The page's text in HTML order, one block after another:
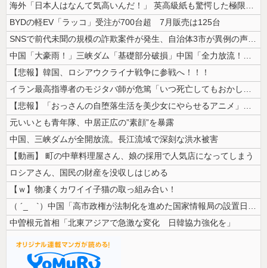
海外「日本人はなんて気高いんだ！」 英高級紙も驚愕した極限の中の日本人...
BYDの軽EV「ラッコ」受注が700台超 7月販売は125台
SNSで前代未聞の規模の詐欺案件が発生、自治体3市が異例の声明を発表し...
中国「大豪雨！」三峡ダム「基礎部分破損」中国「全力放流！」台風13号「...
【悲報】韓国、ロシアウクライナ戦争に参戦へ！！！
イラン最高指導者のモジタバ師が危篤「いつ死亡してもおかしくない」…イラ...
【悲報】「おっさんの自堕落生活を美少女にやらせるアニメ」、増えすぎてフ...
元いいとも青年隊、中居正広の”素顔”を暴露
中国、三峡ダムが全開放流。長江流域で深刻な洪水被害
【動画】 町の中華料理屋さん、娘の採用で人気店になってしまう
ロシアさん、国民の財産を没収しはじめる
【ｗ】物凄くカワイイ子猫の取っ組み合い！
（ ´_ゝ`）中国「高市政権が法制化を進めた国家情報局の設置日が7月3...
中曽根元首相「北東アジアで急激な変化 日韓協力強化を」